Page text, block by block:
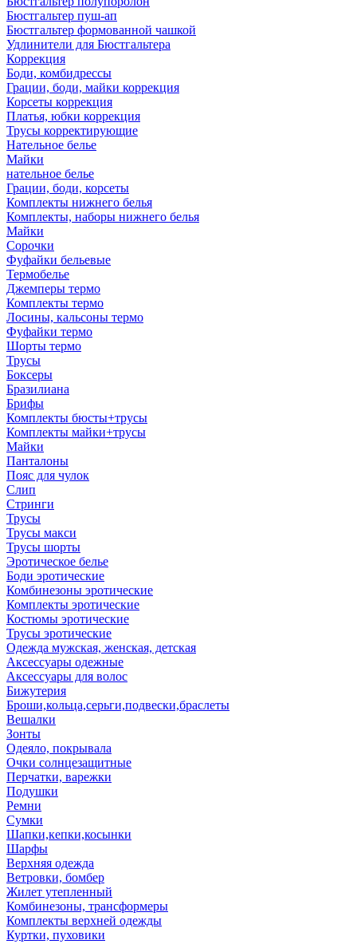
Бюстгальтер пуш-ап
Бюстгальтер формованной чашкой
Удлинители для Бюстгальтера
Коррекция
Боди, комбидрессы
Грации, боди, майки коррекция
Корсеты коррекция
Платья, юбки коррекция
Трусы корректирующие
Нательное белье
Майки
нательное белье
Грации, боди, корсеты
Комплекты нижнего белья
Комплекты, наборы нижнего белья
Майки
Сорочки
Фуфайки бельевые
Термобелье
Джемперы термо
Комплекты термо
Лосины, кальсоны термо
Фуфайки термо
Шорты термо
Трусы
Боксеры
Бразилиана
Брифы
Комплекты бюсты+трусы
Комплекты майки+трусы
Майки
Панталоны
Пояс для чулок
Слип
Стринги
Трусы
Трусы макси
Трусы шорты
Эротическое белье
Боди эротические
Комбинезоны эротические
Комплекты эротические
Костюмы эротические
Трусы эротические
Одежда мужская, женская, детская
Аксессуары одежные
Аксессуары для волос
Бижутерия
Броши,кольца,серьги,подвески,браслеты
Вешалки
Зонты
Одеяло, покрывала
Очки солнцезащитные
Перчатки, варежки
Подушки
Ремни
Сумки
Шапки,кепки,косынки
Шарфы
Верхняя одежда
Ветровки, бомбер
Жилет утепленный
Комбинезоны, трансформеры
Комплекты верхней одежды
Куртки, пуховики